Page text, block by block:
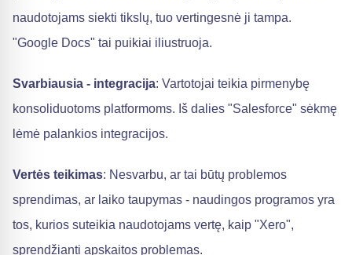
naudotojams siekti tikslų, tuo vertingesnė ji tampa.
"Google Docs" tai puikiai iliustruoja.
Svarbiausia - integracija: Vartotojai teikia pirmenybę
konsoliduotoms platformoms. Iš dalies "Salesforce" sėkmę
lėmė palankios integracijos.
Vertės teikimas: Nesvarbu, ar tai būtų problemos
sprendimas, ar laiko taupymas - naudingos programos yra
tos, kurios suteikia naudotojams vertę, kaip "Xero",
sprendžianti apskaitos problemas.